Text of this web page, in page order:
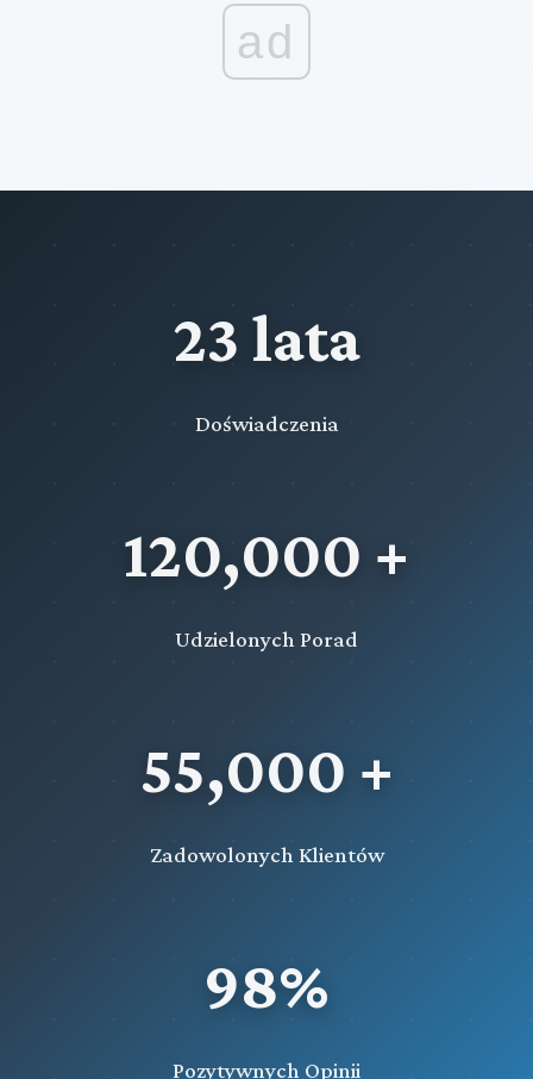
ad
23 lata
Doświadczenia
120,000 +
Udzielonych Porad
55,000 +
Zadowolonych Klientów
98%
Pozytywnych Opinii